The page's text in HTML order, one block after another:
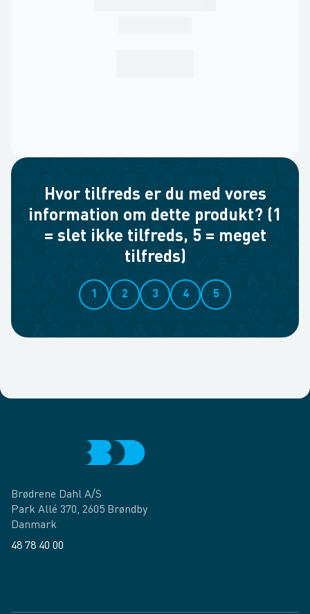
Hvor tilfreds er du med vores
information om dette produkt? (1
= slet ikke tilfreds, 5 = meget
tilfreds)
1 2 3 4 5
Brødrene Dahl A/S
Park Allé 370, 2605 Brøndby
Danmark
48 78 40 00